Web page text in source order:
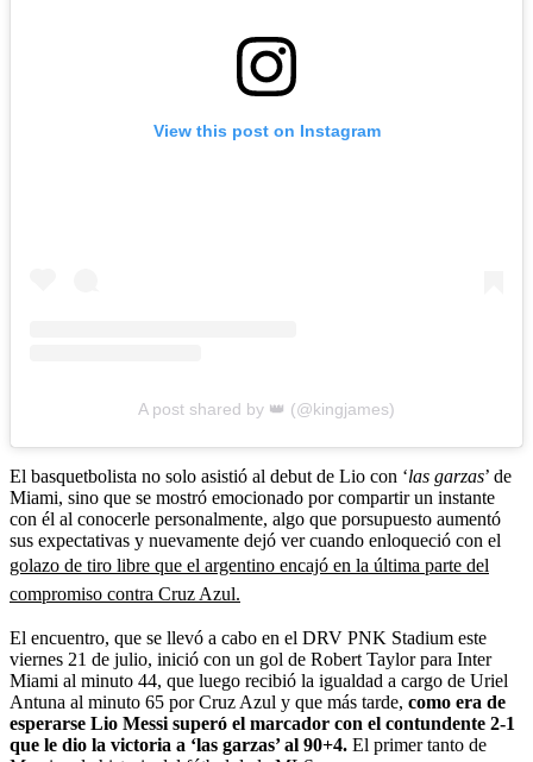
View this post on Instagram
A post shared by 👑 (@kingjames)
El basquetbolista no solo asistió al debut de Lio con ‘las garzas’ de
Miami, sino que se mostró emocionado por compartir un instante
con él al conocerle personalmente, algo que porsupuesto aumentó
sus expectativas y nuevamente dejó ver cuando enloqueció con el
golazo de tiro libre que el argentino encajó en la última parte del
compromiso contra Cruz Azul.
El encuentro, que se llevó a cabo en el DRV PNK Stadium este
viernes 21 de julio, inició con un gol de Robert Taylor para Inter
Miami al minuto 44, que luego recibió la igualdad a cargo de Uriel
Antuna al minuto 65 por Cruz Azul y que más tarde, como era de
esperarse Lio Messi superó el marcador con el contundente 2-1
que le dio la victoria a ‘las garzas’ al 90+4. El primer tanto de